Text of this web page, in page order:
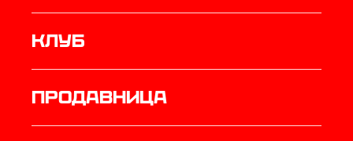
Клуб
продавница